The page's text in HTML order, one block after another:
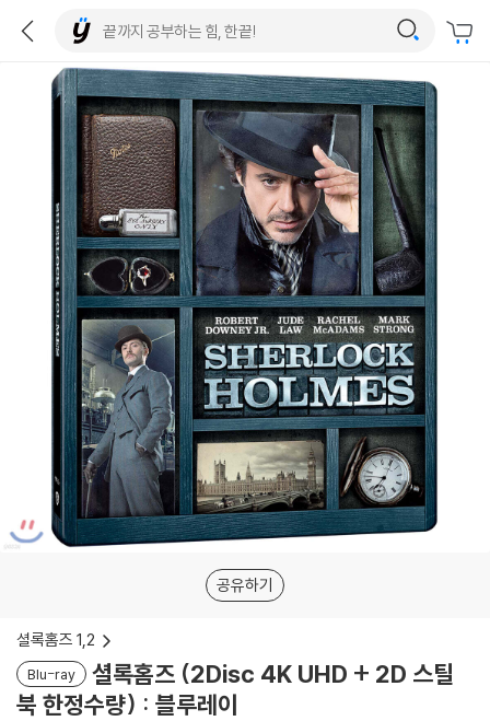
공유하기
셜록홈즈 1,2
Blu-ray
셜록홈즈 (2Disc 4K UHD + 2D 스틸
북 한정수량) : 블루레이